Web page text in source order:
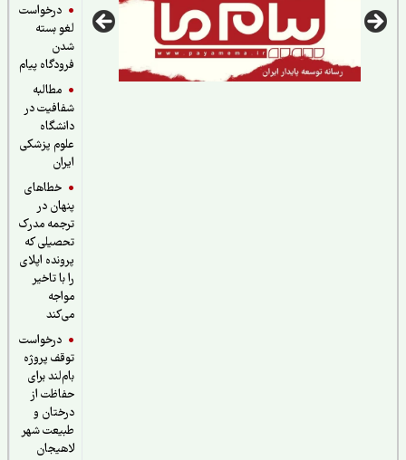
درخواست
لغو بسته
فرودگاه پیام
مطالبه
شفافیت در
دانشگاه
علوم پزشکی
خطاهای
پنهان در
ترجمه مدرک
تحصیلی که
پرونده اپلای
را با تاخیر
درخواست
توقف پروژه
بام‌لند برای
حفاظت از
درختان و
طبیعت شهر
لاهیجان